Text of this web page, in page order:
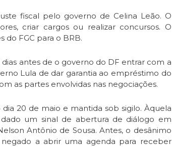
fiscal pelo governo de Celina Leão. O
criar cargos ou realizar concursos. O
do FGC para o BRB.
antes de o governo do DF entrar com a
Lula de dar garantia ao empréstimo do
as partes envolvidas nas negociações.
20 de maio e mantida sob sigilo. Àquela
um sinal de abertura de diálogo em
Antônio de Sousa. Antes, o desânimo
a abrir uma agenda para receber